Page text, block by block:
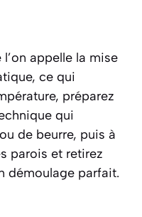
appelle la mise
ce qui
préparez
qui
de beurre, puis à
parois et retirez
démoulage parfait.